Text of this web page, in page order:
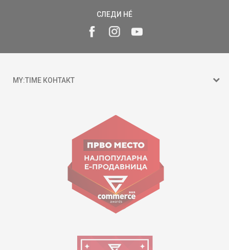
СЛЕДИ НÉ
MY:TIME КОНТАКТ
ул. Гоце Николовски бр.74 Скопје
contact@mytime.mk
Работно време:
09:00 до 17:00